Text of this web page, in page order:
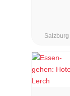
Salzburg